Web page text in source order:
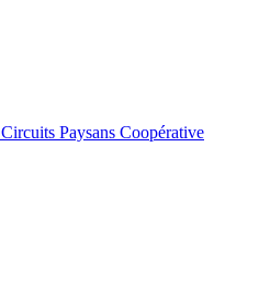
Circuits Paysans Coopérative